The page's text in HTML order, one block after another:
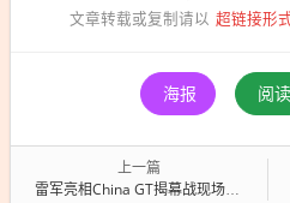
文章转载或复制请以 超链接形
海报 阅读
上一篇
雷军亮相China GT揭幕战现场：YU7、SU7 Ultra担任官方医疗车、安全车